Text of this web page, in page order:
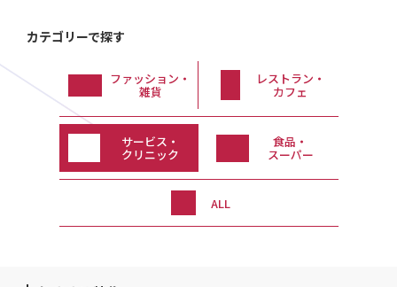
カテゴリーで探す
ファッション・
雑貨
レストラン・
カフェ
サービス・
クリニック
食品・
スーパー
ALL